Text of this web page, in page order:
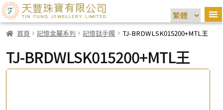
首頁 記憶金屬系列 記憶鈦手鐲 TJ-BRDWLSK015200+MTL王
TJ-BRDWLSK015200+MTL王